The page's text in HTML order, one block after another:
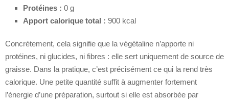
Protéines : 0 g
Apport calorique total : 900 kcal
Concrètement, cela signifie que la végétaline n’apporte ni
protéines, ni glucides, ni fibres : elle sert uniquement de source de
graisse. Dans la pratique, c’est précisément ce qui la rend très
calorique. Une petite quantité suffit à augmenter fortement
l’énergie d’une préparation, surtout si elle est absorbée par